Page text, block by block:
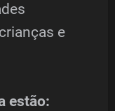
e
estão: